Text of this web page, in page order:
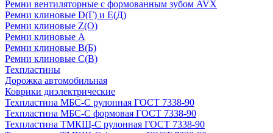
Ремни вентиляторные с формованным зубом AVX
Ремни клиновые D(Г) и Е(Д)
Ремни клиновые Z(О)
Ремни клиновые А
Ремни клиновые В(Б)
Ремни клиновые С(В)
Техпластины
Дорожка автомобильная
Коврики диэлектрические
Техпластина МБС-С рулонная ГОСТ 7338-90
Техпластина МБС-С формовая ГОСТ 7338-90
Техпластина ТМКЩ-С рулонная ГОСТ 7338-90